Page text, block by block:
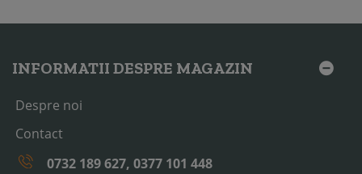
INFORMATII DESPRE MAGAZIN
Despre noi
Contact
0732 189 627, 0377 101 448